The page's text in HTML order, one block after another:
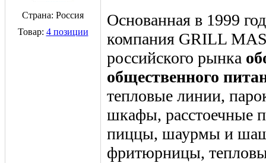
Страна: Россия
Товар: 4 позиции
Основанная в 1999
компания GRILL
российского рынка
общественного
тепловые линии,
шкафы, расстоечные
пиццы, шаурмы и
фритюрницы,